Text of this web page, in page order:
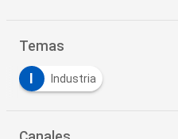
Temas
Industria